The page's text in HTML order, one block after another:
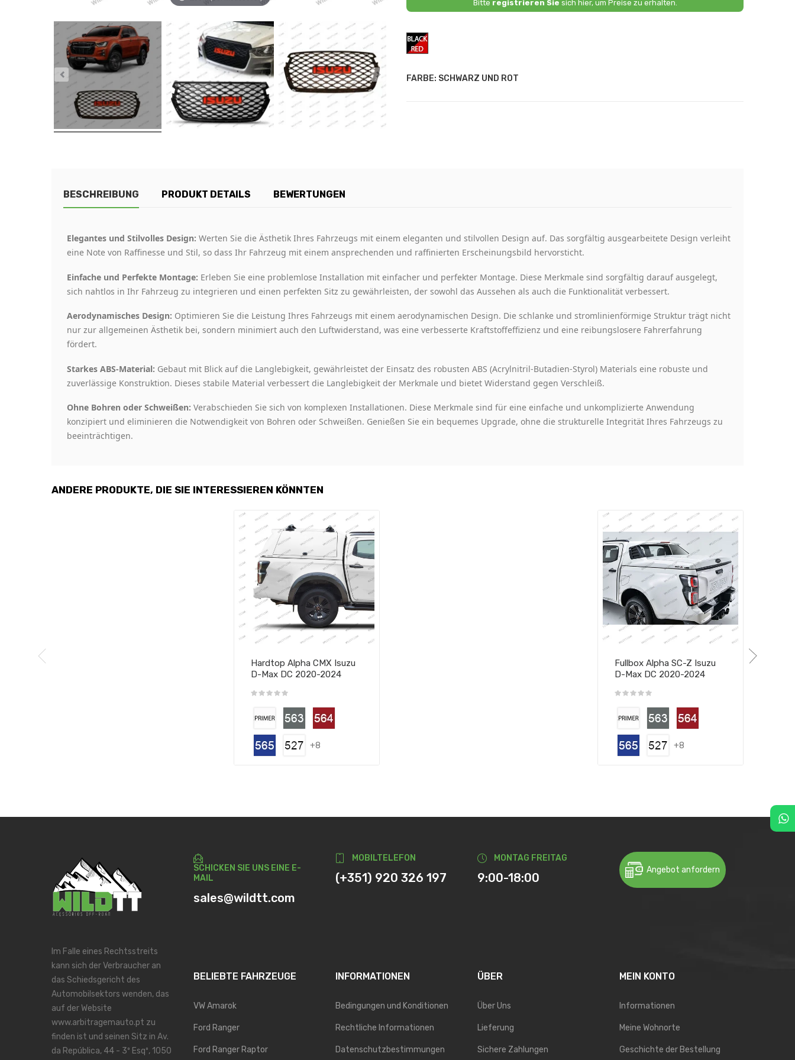
Bitte registrieren Sie sich hier, um Preise zu erhalten.
FARBE: SCHWARZ UND ROT
Schwarz
BESCHREIBUNG PRODUKT DETAILS BEWERTUNGEN
Elegantes und Stilvolles Design: Werten Sie die Ästhetik Ihres Fahrzeugs mit einem eleganten und stilvollen Design auf. Das sorgfältig ausgearbeitete Design verleiht
eine Note von Raffinesse und Stil, so dass Ihr Fahrzeug mit einem ansprechenden und raffinierten Erscheinungsbild hervorsticht.
Einfache und Perfekte Montage: Erleben Sie eine problemlose Installation mit einfacher und perfekter Montage. Diese Merkmale sind sorgfältig darauf ausgelegt,
sich nahtlos in Ihr Fahrzeug zu integrieren und einen perfekten Sitz zu gewährleisten, der sowohl das Aussehen als auch die Funktionalität verbessert.
Aerodynamisches Design: Optimieren Sie die Leistung Ihres Fahrzeugs mit einem aerodynamischen Design. Die schlanke und stromlinienförmige Struktur trägt nicht
nur zur allgemeinen Ästhetik bei, sondern minimiert auch den Luftwiderstand, was eine verbesserte Kraftstoffeffizienz und eine reibungslosere Fahrerfahrung
fördert.
Starkes ABS-Material: Gebaut mit Blick auf die Langlebigkeit, gewährleistet der Einsatz des robusten ABS (Acrylnitril-Butadien-Styrol) Materials eine robuste und
zuverlässige Konstruktion. Dieses stabile Material verbessert die Langlebigkeit der Merkmale und bietet Widerstand gegen Verschleiß.
Ohne Bohren oder Schweißen: Verabschieden Sie sich von komplexen Installationen. Diese Merkmale sind für eine einfache und unkomplizierte Anwendung
konzipiert und eliminieren die Notwendigkeit von Bohren oder Schweißen. Genießen Sie ein bequemes Upgrade, ohne die strukturelle Integrität Ihres Fahrzeugs zu
beeinträchtigen.
ANDERE PRODUKTE, DIE SIE INTERESSIEREN KÖNNTEN
Hardtop Alpha CMX Isuzu
D-Max DC 2020-2024
+8
Fullbox Alpha SC-Z Isuzu
D-Max DC 2020-2024
+8
SCHICKEN SIE UNS EINE E-
MAIL
sales@wildtt.com
MOBILTELEFON
(+351) 920 326 197
MONTAG FREITAG
9:00-18:00
Angebot anfordern
Im Falle eines Rechtsstreits
kann sich der Verbraucher an
das Schiedsgericht des
Automobilsektors wenden, das
auf der Website
www.arbitragemauto.pt zu
finden ist und seinen Sitz in Av.
da República, 44 - 3º Esqº, 1050
BELIEBTE FAHRZEUGE
VW Amarok
Ford Ranger
Ford Ranger Raptor
INFORMATIONEN
Bedingungen und Konditionen
Rechtliche Informationen
Datenschutzbestimmungen
ÜBER
Über Uns
Lieferung
Sichere Zahlungen
MEIN KONTO
Informationen
Meine Wohnorte
Geschichte der Bestellung